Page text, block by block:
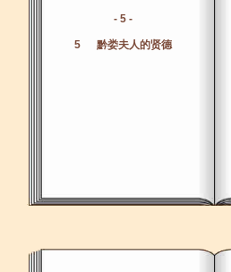
- 5 -
5 黔娄夫人的贤德